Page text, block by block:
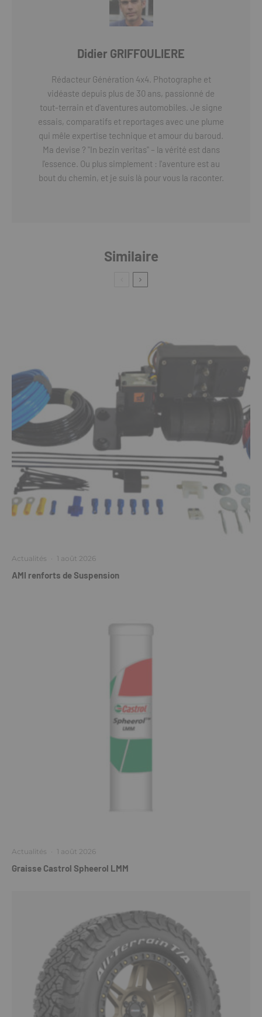
Didier GRIFFOULIERE
Rédacteur Génération 4x4. Photographe et
vidéaste depuis plus de 30 ans, passionné de
tout-terrain et d'aventures automobiles. Je signe
essais, comparatifs et reportages avec une plume
qui mêle expertise technique et amour du baroud.
Ma devise ? "In bezin veritas" – la vérité est dans
l'essence. Ou plus simplement : l'aventure est au
bout du chemin, et je suis là pour vous la raconter.
Similaire
Actualités · 1 août 2026
AMI renforts de Suspension
Actualités · 1 août 2026
Graisse Castrol Spheerol LMM